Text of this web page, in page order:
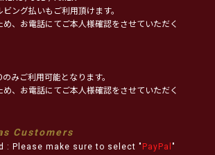
ング払いもご利用頂けます。
、お電話にてご本人様確認をさせていただく
みご利用可能となります。
、お電話にてご本人様確認をさせていただく
Customers
: Please make sure to select " PayPal "